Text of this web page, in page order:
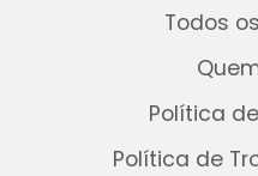
Todos
Política
Política de